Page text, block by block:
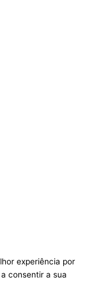
experiência por
consentir a sua